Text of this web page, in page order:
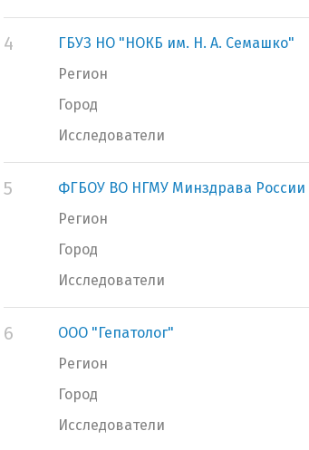
4
ГБУЗ НО "НОКБ им. Н. А. Семашко"
Регион
Город
Исследователи
5
ФГБОУ ВО НГМУ Минздрава России
Регион
Город
Исследователи
6
ООО "Гепатолог"
Регион
Город
Исследователи